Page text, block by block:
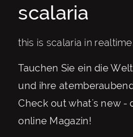
scalaria
this is scalaria in
Tauchen Sie ein die
und ihre
Check out what's new -
online Magazin!